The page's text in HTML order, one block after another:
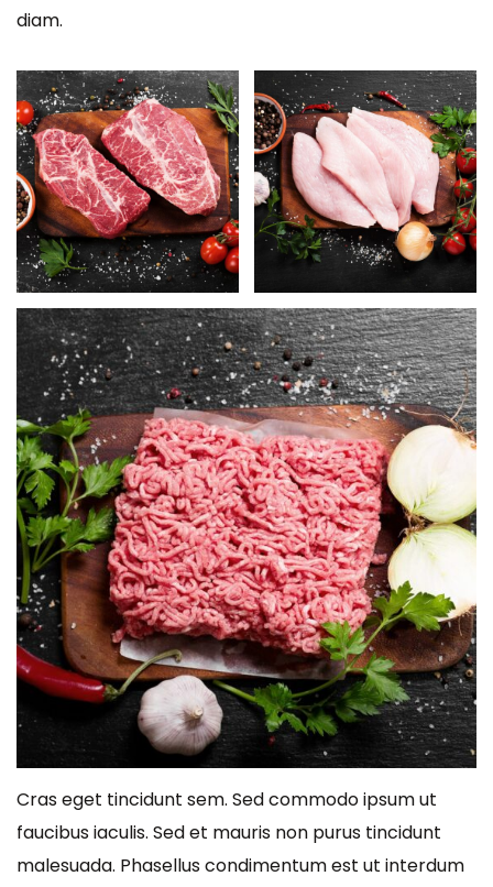
diam.
Cras eget tincidunt sem. Sed commodo ipsum ut
faucibus iaculis. Sed et mauris non purus tincidunt
malesuada. Phasellus condimentum est ut interdum